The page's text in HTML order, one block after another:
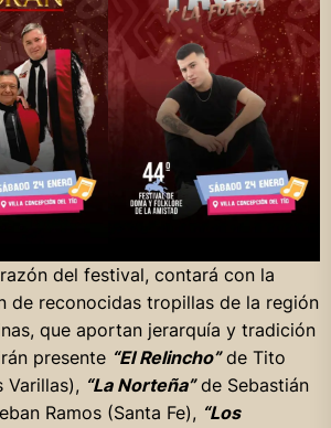
del festival, contará con la
de reconocidas tropillas de la región
que aportan jerarquía y tradición
presente “El Relincho”de Tito
Varillas), “La Norteña”de Sebastián
Ramos (Santa Fe), “Los